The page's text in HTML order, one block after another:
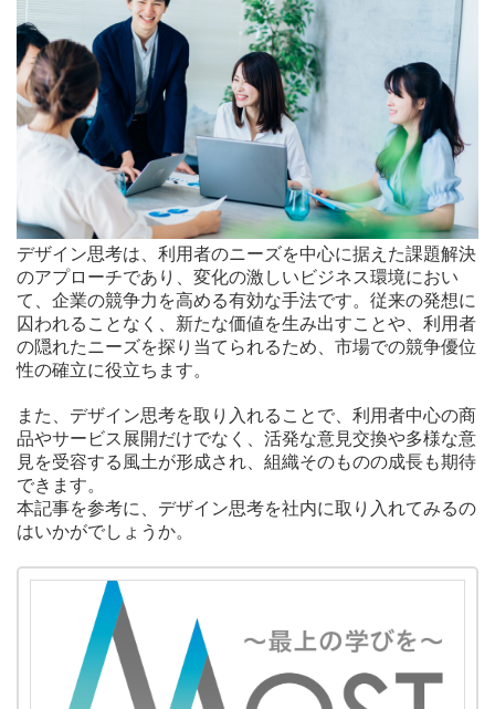
デザイン思考は、利用者のニーズを中心に据えた課題解決
のアプローチであり、変化の激しいビジネス環境におい
て、企業の競争力を高める有効な手法です。従来の発想に
囚われることなく、新たな価値を生み出すことや、利用者
の隠れたニーズを探り当てられるため、市場での競争優位
性の確立に役立ちます。
また、デザイン思考を取り入れることで、利用者中心の商
品やサービス展開だけでなく、活発な意見交換や多様な意
見を受容する風土が形成され、組織そのものの成長も期待
できます。
本記事を参考に、デザイン思考を社内に取り入れてみるの
はいかがでしょうか。